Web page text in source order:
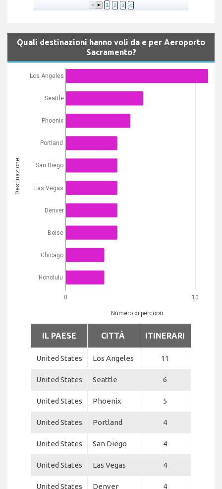
1 2 3 4
Quali destinazioni hanno voli da e per Aeroporto
Sacramento?
0 10
Numero di percorsi
Los Angeles
Seattle
Phoenix
Portland
San Diego
Las Vegas
Denver
Boise
Chicago
Honolulu
Destinazione
IL PAESE CITTÀ ITINERARI
United States Los Angeles 11
United States Seattle 6
United States Phoenix 5
United States Portland 4
United States San Diego 4
United States Las Vegas 4
United States Denver 4